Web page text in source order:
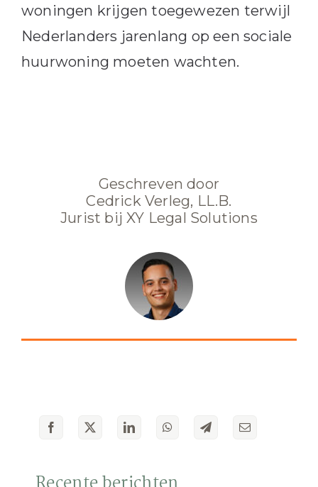
woningen krijgen toegewezen terwijl
Nederlanders jarenlang op een sociale
huurwoning moeten wachten.
Geschreven door
Cedrick Verleg, LL.B.
Jurist bij XY Legal Solutions